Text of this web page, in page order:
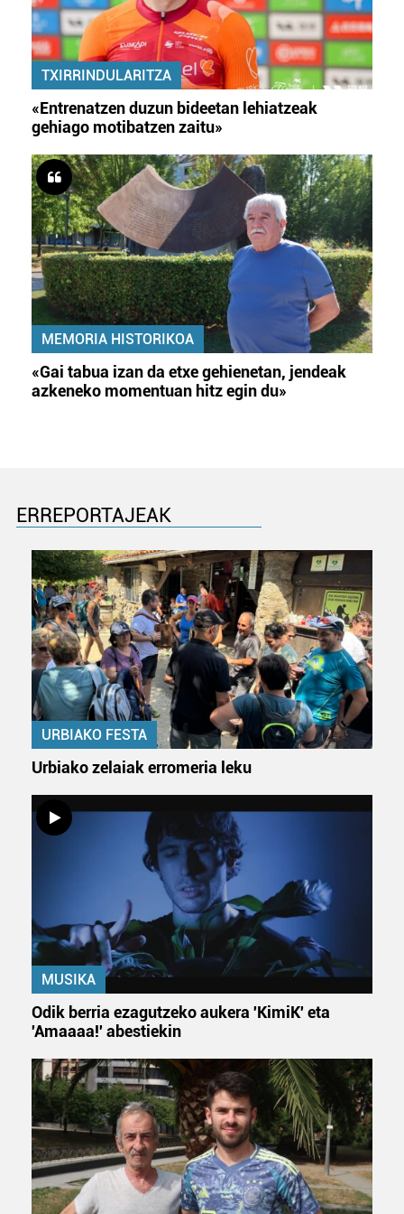
TXIRRINDULARITZA
«Entrenatzen duzun bideetan lehiatzeak
gehiago motibatzen zaitu»
MEMORIA HISTORIKOA
«Gai tabua izan da etxe gehienetan, jendeak
azkeneko momentuan hitz egin du»
ERREPORTAJEAK
URBIAKO FESTA
Urbiako zelaiak erromeria leku
MUSIKA
Odik berria ezagutzeko aukera 'KimiK' eta
'Amaaaa!' abestiekin